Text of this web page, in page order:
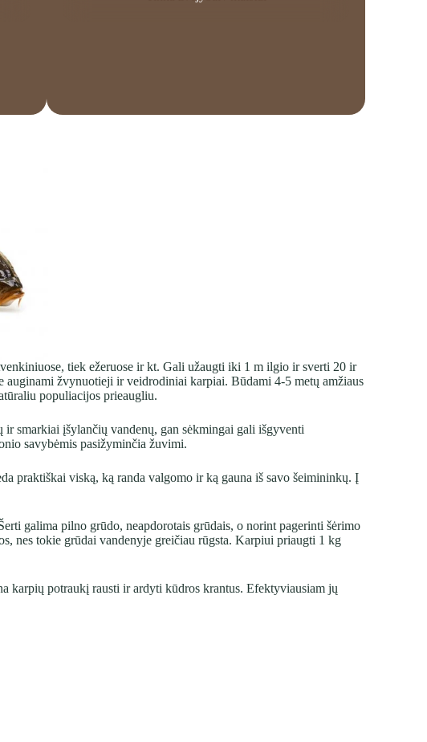
tiek ežeruose ir kt. Gali užaugti iki 1 m ilgio ir sverti 20 ir
auginami žvynuotieji ir veidrodiniai karpiai. Būdami 4-5 metų amžiaus
populiacijos prieaugliu.
smarkiai įšylančių vandenų, gan sėkmingai gali išgyventi
savybėmis pasižyminčia žuvimi.
praktiškai viską, ką randa valgomo ir ką gauna iš savo šeimininkų. Į
galima pilno grūdo, neapdorotais grūdais, o norint pagerinti šėrimo
nes tokie grūdai vandenyje greičiau rūgsta. Karpiui priaugti 1 kg
karpių potraukį rausti ir ardyti kūdros krantus. Efektyviausiam jų